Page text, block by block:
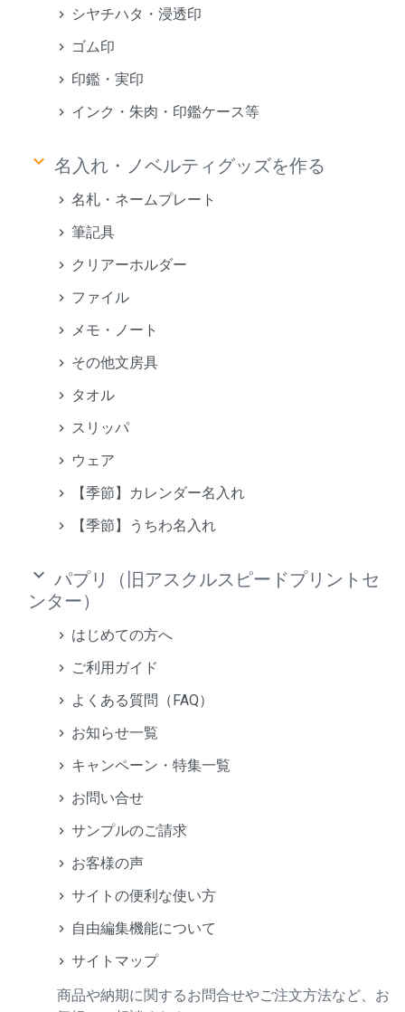
シヤチハタ・浸透印
ゴム印
印鑑・実印
インク・朱肉・印鑑ケース等
keyboard_arrow_down 名入れ・ノベルティグッズを作る
名札・ネームプレート
筆記具
クリアーホルダー
ファイル
メモ・ノート
その他文房具
タオル
スリッパ
ウェア
【季節】カレンダー名入れ
【季節】うちわ名入れ
keyboard_arrow_down パプリ（旧アスクルスピードプリントセ
ンター）
はじめての方へ
ご利用ガイド
よくある質問（FAQ）
お知らせ一覧
キャンペーン・特集一覧
お問い合せ
サンプルのご請求
お客様の声
サイトの便利な使い方
自由編集機能について
サイトマップ
商品や納期に関するお問合せやご注文方法など、お